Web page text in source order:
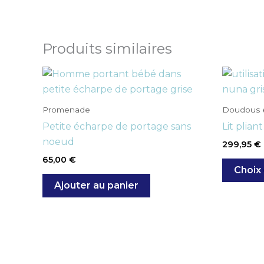
Produits similaires
Promenade
Petite écharpe de portage sans
noeud
65,00 €
Ajouter au panier
Doudous
Lit
299,95 €